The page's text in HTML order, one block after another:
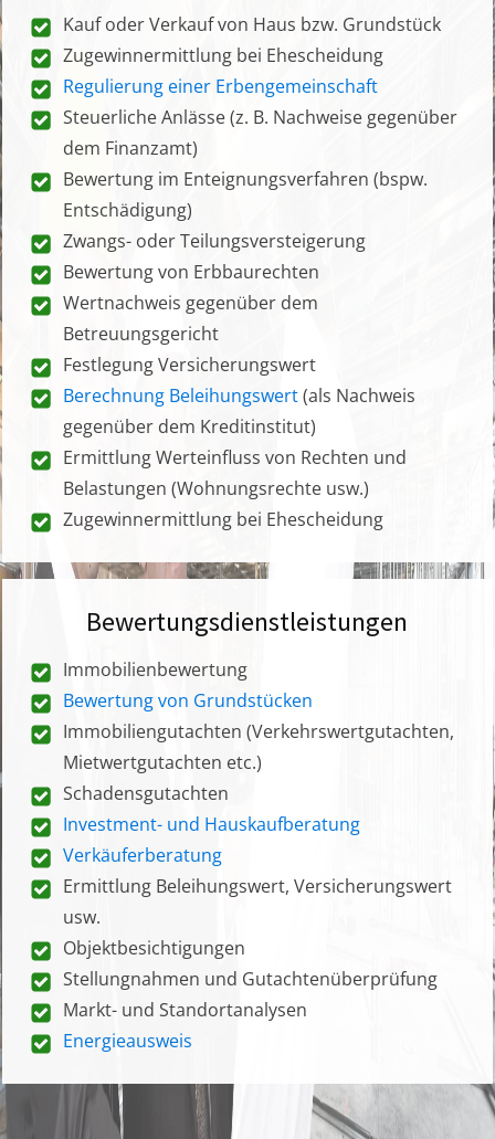
Kauf oder Verkauf von Haus bzw. Grundstück
Zugewinnermittlung bei Ehescheidung
Regulierung einer Erbengemeinschaft
Steuerliche Anlässe (z. B. Nachweise gegenüber
dem Finanzamt)
Bewertung im Enteignungsverfahren (bspw.
Entschädigung)
Zwangs- oder Teilungsversteigerung
Bewertung von Erbbaurechten
Wertnachweis gegenüber dem
Betreuungsgericht
Festlegung Versicherungswert
Berechnung Beleihungswert(als Nachweis
gegenüber dem Kreditinstitut)
Ermittlung Werteinfluss von Rechten und
Belastungen (Wohnungsrechte usw.)
Zugewinnermittlung bei Ehescheidung
Bewertungsdienstleistungen
Immobilienbewertung
Bewertung von Grundstücken
Immobiliengutachten (Verkehrswertgutachten,
Mietwertgutachten etc.)
Schadensgutachten
Investment- und Hauskaufberatung
Verkäuferberatung
Ermittlung Beleihungswert, Versicherungswert
usw.
Objektbesichtigungen
Stellungnahmen und Gutachtenüberprüfung
Markt- und Standortanalysen
Energieausweis